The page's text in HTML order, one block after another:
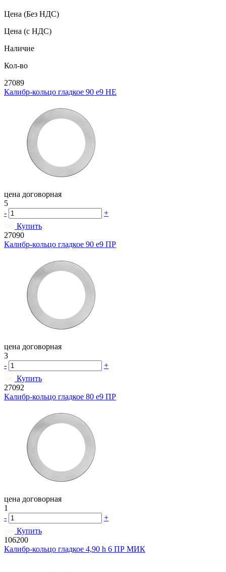
Цена (Без НДС)
Цена (с НДС)
Наличие
Кол-во
27089
Калибр-кольцо гладкое 90 e9 НЕ
цена договорная
5
-
+
Купить
27090
Калибр-кольцо гладкое 90 e9 ПР
цена договорная
3
-
+
Купить
27092
Калибр-кольцо гладкое 80 e9 ПР
цена договорная
1
-
+
Купить
106200
Калибр-кольцо гладкое 4,90 h 6 ПР МИК